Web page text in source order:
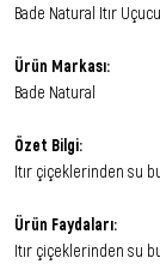
Bade Natural Itır Uçucu
Ürün Markası:
Bade Natural
Özet Bilgi:
Itır çiçeklerinden su
Ürün Faydaları:
Itır çiçeklerinden su